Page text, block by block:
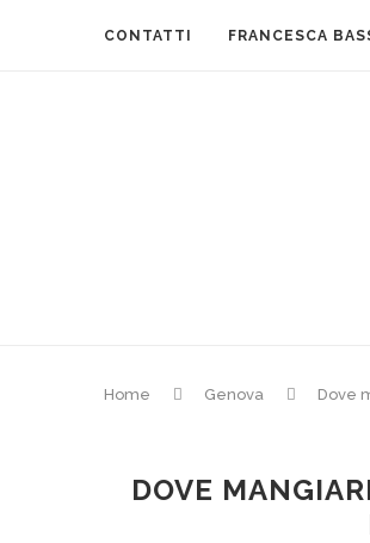
CONTATTI FRANCESCA
Home Genova Dove
DOVE